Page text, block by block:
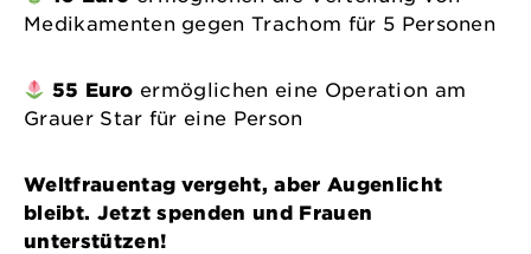
Medikamenten gegen Trachom für 5 Personen
55 Euro ermöglichen eine Operation am
Grauer Star für eine Person
Weltfrauentag vergeht, aber Augenlicht
bleibt. Jetzt spenden und Frauen
unterstützen!